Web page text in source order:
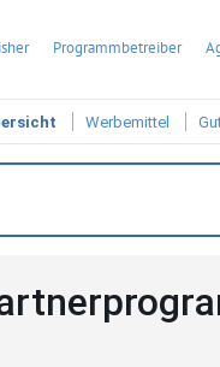
Programmbetreiber
Werbemittel